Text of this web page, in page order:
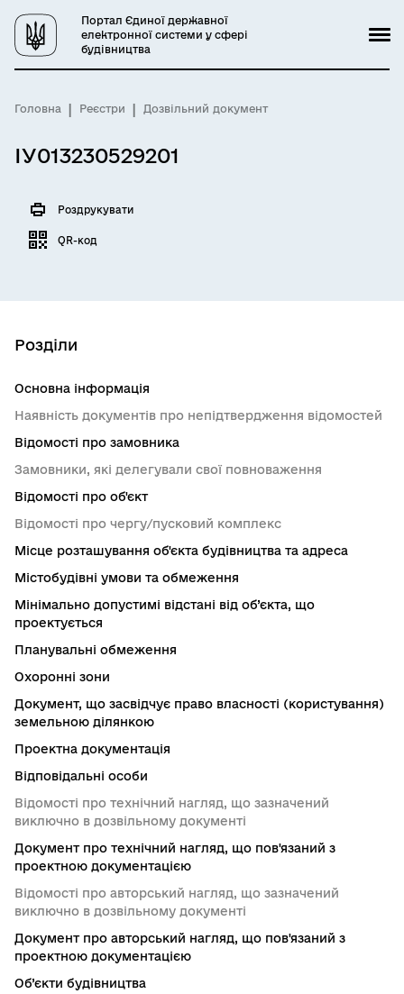
Портал Єдиної державної
електронної системи у сфері
будівництва
Головна Реєстри Дозвільний документ
ІУ013230529201
Роздрукувати
QR-код
Розділи
Основна інформація
Наявність документів про непідтвердження відомостей
Відомості про замовника
Замовники, які делегували свої повноваження
Відомості про об'єкт
Відомості про чергу/пусковий комплекс
Місце розташування об'єкта будівництва та адреса
Містобудівні умови та обмеження
Мінімально допустимі відстані від об’єкта, що
проектується
Планувальні обмеження
Охоронні зони
Документ, що засвідчує право власності (користування)
земельною ділянкою
Проектна документація
Відповідальні особи
Відомості про технічний нагляд, що зазначений
виключно в дозвільному документі
Документ про технічний нагляд, що пов'язаний з
проектною документацією
Відомості про авторський нагляд, що зазначений
виключно в дозвільному документі
Документ про авторський нагляд, що пов'язаний з
проектною документацією
Об’єкти будівництва